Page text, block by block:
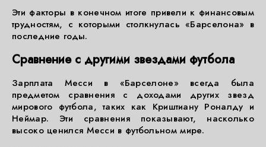
Эти факторы в конечном итоге привели к финансовым
трудностям, с которыми столкнулась «Барселона» в
последние годы.
Сравнение с другими звездами футбола
Зарплата Месси в «Барселоне» всегда была
предметом сравнения с доходами других звезд
мирового футбола, таких как Криштиану Роналду и
Неймар. Эти сравнения показывают, насколько
высоко ценился Месси в футбольном мире.